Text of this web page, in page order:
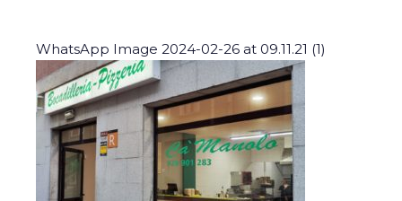
WhatsApp Image 2024-02-26 at 09.11.21 (1)